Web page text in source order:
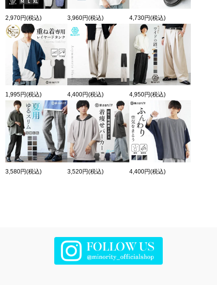
2,970円(税込) 3,960円(税込) 4,730円(税込)
1,995円(税込) 4,400円(税込) 4,950円(税込)
3,580円(税込) 3,520円(税込) 4,400円(税込)